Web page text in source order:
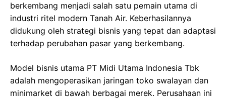
berkembang menjadi salah satu pemain utama di
industri ritel modern Tanah Air. Keberhasilannya
didukung oleh strategi bisnis yang tepat dan adaptasi
terhadap perubahan pasar yang berkembang.
Model bisnis utama PT Midi Utama Indonesia Tbk
adalah mengoperasikan jaringan toko swalayan dan
minimarket di bawah berbagai merek. Perusahaan ini